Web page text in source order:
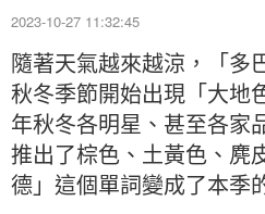
2023-10-27 11:32:45
隨著天氣越來越涼，「多
秋冬季節開始出現「大地
年秋冬各明星、甚至各家
推出了棕色、土黃色、麂
德」這個單詞變成了本季